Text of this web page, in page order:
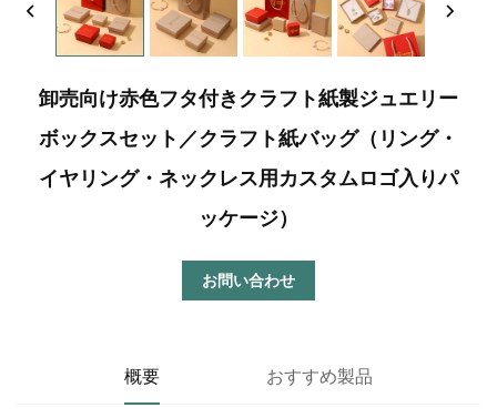
卸売向け赤色フタ付きクラフト紙製ジュエリー
ボックスセット／クラフト紙バッグ（リング・
イヤリング・ネックレス用カスタムロゴ入りパ
ッケージ）
お問い合わせ
概要 おすすめ製品